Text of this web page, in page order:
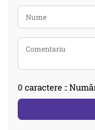
0 caractere ::